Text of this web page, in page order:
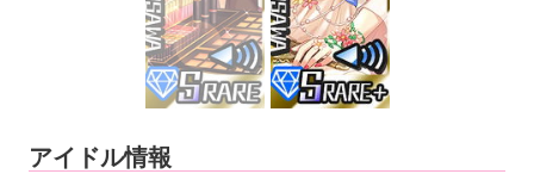
アイドル情報